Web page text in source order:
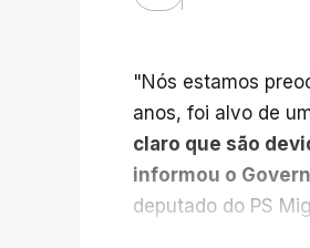
"Nós estamos
anos, foi alvo de
claro que são
informou o
deputado do PS